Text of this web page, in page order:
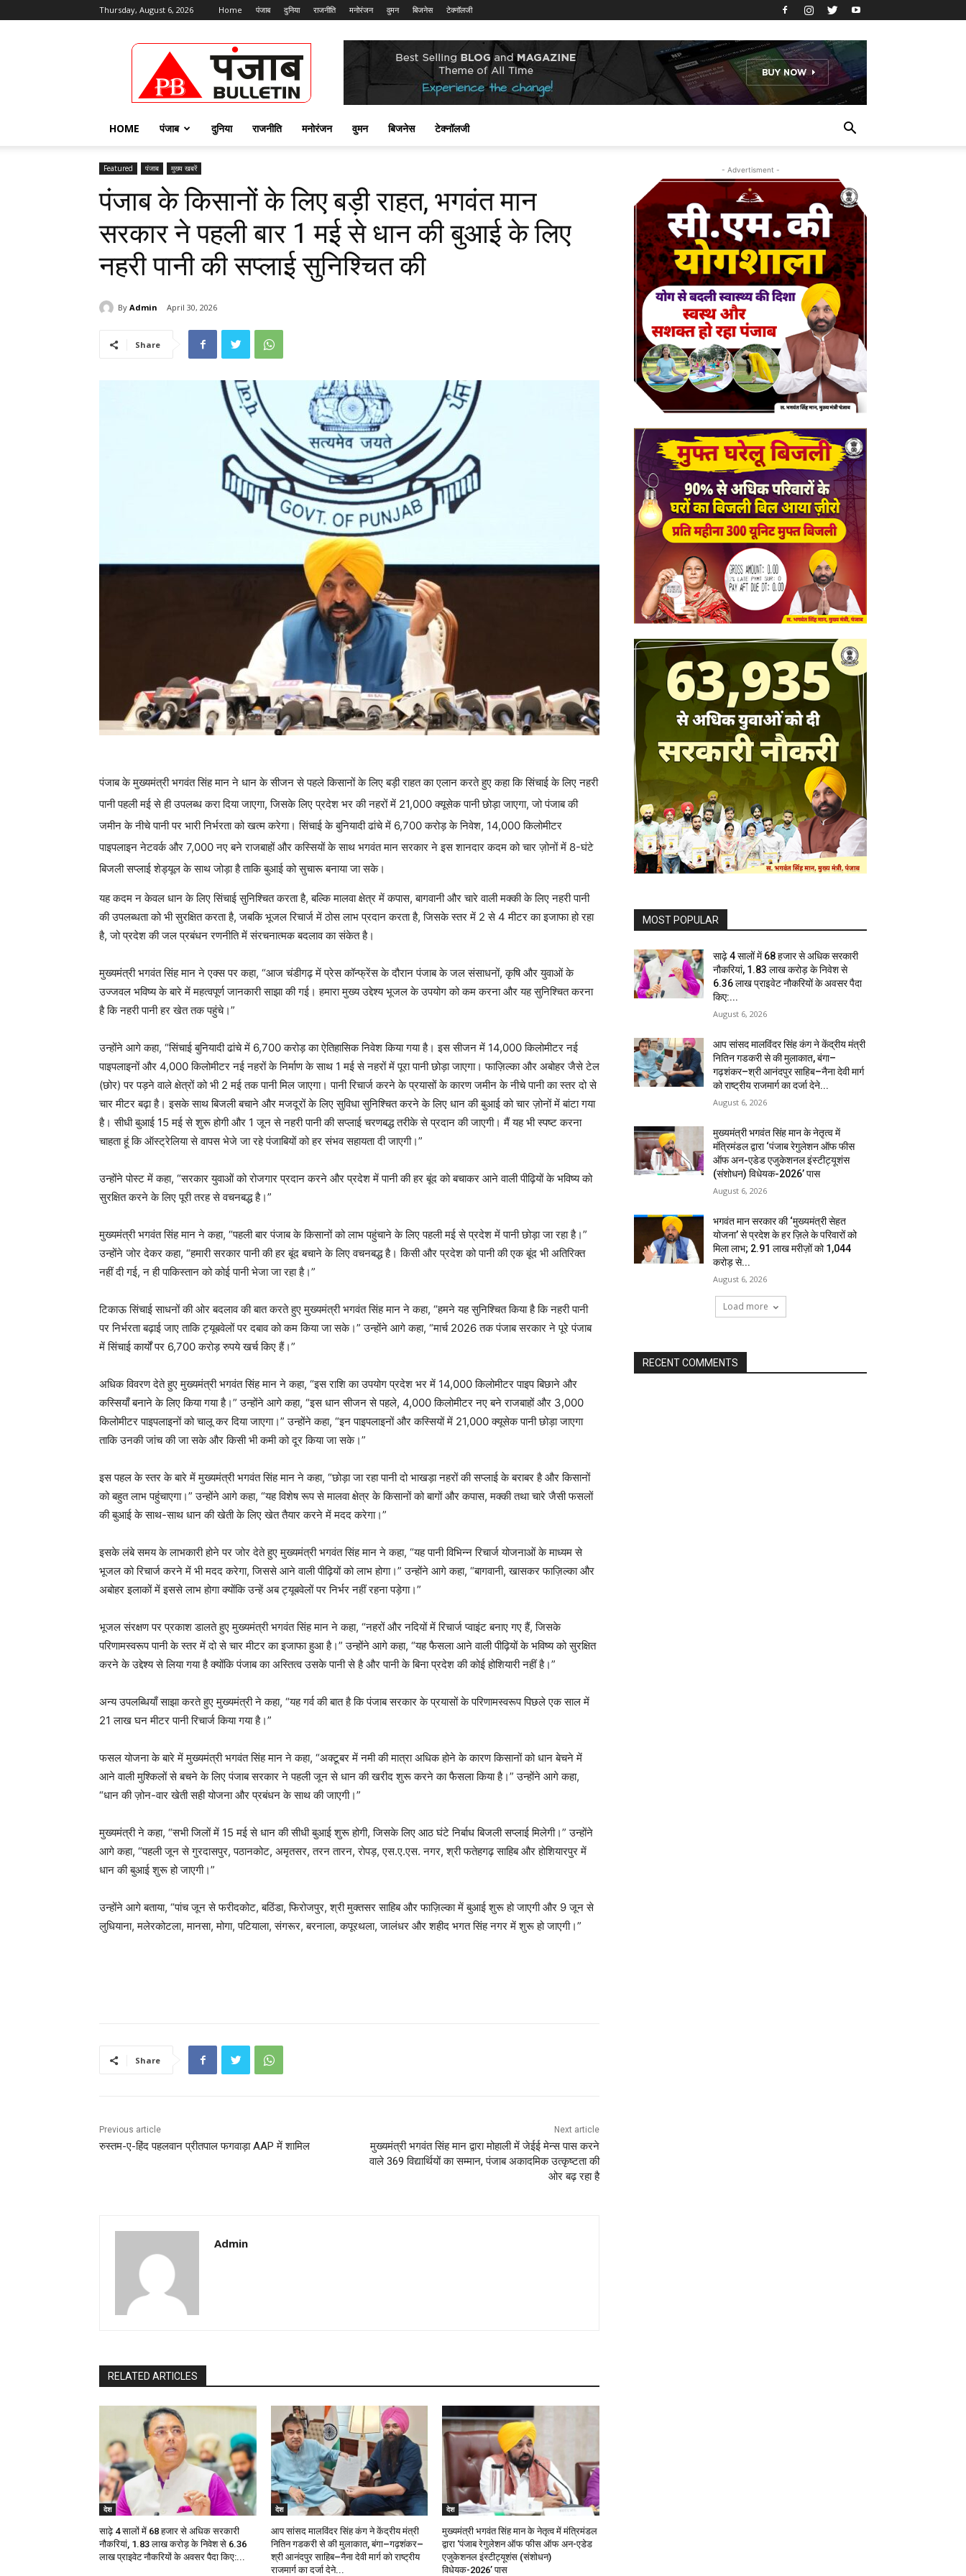
Thursday, August 6, 2026 Home पंजाब दुनिया राजनीति मनोरंजन वुमन बिजनेस टेक्नॉलजी
Punjab
Bulletin
HOME पंजाब दुनिया राजनीति मनोरंजन वुमन बिजनेस टेक्नॉलजी
Featured पंजाब मुख्य खबरें
पंजाब के किसानों के लिए बड़ी राहत, भगवंत मान
सरकार ने पहली बार 1 मई से धान की बुआई के लिए
नहरी पानी की सप्लाई सुनिश्चित की
By Admin April 30, 2026
Share
पंजाब के मुख्यमंत्री भगवंत सिंह मान ने धान के सीजन से पहले किसानों के लिए बड़ी राहत का एलान करते हुए कहा कि सिंचाई के लिए नहरी
पानी पहली मई से ही उपलब्ध करा दिया जाएगा, जिसके लिए प्रदेश भर की नहरों में 21,000 क्यूसेक पानी छोड़ा जाएगा, जो पंजाब की
जमीन के नीचे पानी पर भारी निर्भरता को खत्म करेगा। सिंचाई के बुनियादी ढांचे में 6,700 करोड़ के निवेश, 14,000 किलोमीटर
पाइपलाइन नेटवर्क और 7,000 नए बने राजबाहों और कस्सियों के साथ भगवंत मान सरकार ने इस शानदार कदम को चार ज़ोनों में 8-घंटे
बिजली सप्लाई शेड्यूल के साथ जोड़ा है ताकि बुआई को सुचारू बनाया जा सके।
यह कदम न केवल धान के लिए सिंचाई सुनिश्चित करता है, बल्कि मालवा क्षेत्र में कपास, बागवानी और चारे वाली मक्की के लिए नहरी पानी
की उपलब्धता को भी सुरक्षित करता है, जबकि भूजल रिचार्ज में ठोस लाभ प्रदान करता है, जिसके स्तर में 2 से 4 मीटर का इजाफा हो रहा
है, जो प्रदेश की जल प्रबंधन रणनीति में संरचनात्मक बदलाव का संकेत है।
मुख्यमंत्री भगवंत सिंह मान ने एक्स पर कहा, “आज चंडीगढ़ में प्रेस कॉन्फ्रेंस के दौरान पंजाब के जल संसाधनों, कृषि और युवाओं के
उज्जवल भविष्य के बारे में महत्वपूर्ण जानकारी साझा की गई। हमारा मुख्य उद्देश्य भूजल के उपयोग को कम करना और यह सुनिश्चित करना
है कि नहरी पानी हर खेत तक पहुंचे।”
उन्होंने आगे कहा, “सिंचाई बुनियादी ढांचे में 6,700 करोड़ का ऐतिहासिक निवेश किया गया है। इस सीजन में 14,000 किलोमीटर नई
पाइपलाइनों और 4,000 किलोमीटर नई नहरों के निर्माण के साथ 1 मई से नहरों में पूरा पानी छोड़ा जाएगा। फाज़िल्का और अबोहर जैसे टेल
(छोर) पर पड़ने वाले क्षेत्रों को भी 2 मई तक पानी मिल जाएगा। पानी रिचार्ज करने के प्रयासों के कारण जमीन के नीचे पानी का स्तर दो से
चार मीटर बढ़ा है। इसके साथ बिजली बचाने और मजदूरों के लिए सुविधा सुनिश्चित करने के लिए धान की बुआई को चार ज़ोनों में बांटा गया
है। सीधी बुआई 15 मई से शुरू होगी और 1 जून से नहरी पानी की सप्लाई चरणबद्ध तरीके से प्रदान की जाएगी। मैं यह भी स्पष्ट करना
चाहता हूं कि ऑस्ट्रेलिया से वापस भेजे जा रहे पंजाबियों को हर संभव सहायता दी जाएगी।”
उन्होंने पोस्ट में कहा, “सरकार युवाओं को रोजगार प्रदान करने और प्रदेश में पानी की हर बूंद को बचाकर आने वाली पीढ़ियों के भविष्य को
सुरक्षित करने के लिए पूरी तरह से वचनबद्ध है।”
मुख्यमंत्री भगवंत सिंह मान ने कहा, “पहली बार पंजाब के किसानों को लाभ पहुंचाने के लिए पहली मई से प्रदेश में पानी छोड़ा जा रहा है।”
उन्होंने जोर देकर कहा, “हमारी सरकार पानी की हर बूंद बचाने के लिए वचनबद्ध है। किसी और प्रदेश को पानी की एक बूंद भी अतिरिक्त
नहीं दी गई, न ही पाकिस्तान को कोई पानी भेजा जा रहा है।”
टिकाऊ सिंचाई साधनों की ओर बदलाव की बात करते हुए मुख्यमंत्री भगवंत सिंह मान ने कहा, “हमने यह सुनिश्चित किया है कि नहरी पानी
पर निर्भरता बढ़ाई जाए ताकि ट्यूबवेलों पर दबाव को कम किया जा सके।” उन्होंने आगे कहा, “मार्च 2026 तक पंजाब सरकार ने पूरे पंजाब
में सिंचाई कार्यों पर 6,700 करोड़ रुपये खर्च किए हैं।”
अधिक विवरण देते हुए मुख्यमंत्री भगवंत सिंह मान ने कहा, “इस राशि का उपयोग प्रदेश भर में 14,000 किलोमीटर पाइप बिछाने और
कस्सियाँ बनाने के लिए किया गया है।” उन्होंने आगे कहा, “इस धान सीजन से पहले, 4,000 किलोमीटर नए बने राजबाहों और 3,000
किलोमीटर पाइपलाइनों को चालू कर दिया जाएगा।” उन्होंने कहा, “इन पाइपलाइनों और कस्सियों में 21,000 क्यूसेक पानी छोड़ा जाएगा
ताकि उनकी जांच की जा सके और किसी भी कमी को दूर किया जा सके।”
इस पहल के स्तर के बारे में मुख्यमंत्री भगवंत सिंह मान ने कहा, “छोड़ा जा रहा पानी दो भाखड़ा नहरों की सप्लाई के बराबर है और किसानों
को बहुत लाभ पहुंचाएगा।” उन्होंने आगे कहा, “यह विशेष रूप से मालवा क्षेत्र के किसानों को बागों और कपास, मक्की तथा चारे जैसी फसलों
की बुआई के साथ-साथ धान की खेती के लिए खेत तैयार करने में मदद करेगा।”
इसके लंबे समय के लाभकारी होने पर जोर देते हुए मुख्यमंत्री भगवंत सिंह मान ने कहा, “यह पानी विभिन्न रिचार्ज योजनाओं के माध्यम से
भूजल को रिचार्ज करने में भी मदद करेगा, जिससे आने वाली पीढ़ियों को लाभ होगा।” उन्होंने आगे कहा, “बागवानी, खासकर फाज़िल्का और
अबोहर इलाकों में इससे लाभ होगा क्योंकि उन्हें अब ट्यूबवेलों पर निर्भर नहीं रहना पड़ेगा।”
भूजल संरक्षण पर प्रकाश डालते हुए मुख्यमंत्री भगवंत सिंह मान ने कहा, “नहरों और नदियों में रिचार्ज प्वाइंट बनाए गए हैं, जिसके
परिणामस्वरूप पानी के स्तर में दो से चार मीटर का इजाफा हुआ है।” उन्होंने आगे कहा, “यह फैसला आने वाली पीढ़ियों के भविष्य को सुरक्षित
करने के उद्देश्य से लिया गया है क्योंकि पंजाब का अस्तित्व उसके पानी से है और पानी के बिना प्रदेश की कोई होशियारी नहीं है।”
अन्य उपलब्धियाँ साझा करते हुए मुख्यमंत्री ने कहा, “यह गर्व की बात है कि पंजाब सरकार के प्रयासों के परिणामस्वरूप पिछले एक साल में
21 लाख घन मीटर पानी रिचार्ज किया गया है।”
फसल योजना के बारे में मुख्यमंत्री भगवंत सिंह मान ने कहा, “अक्टूबर में नमी की मात्रा अधिक होने के कारण किसानों को धान बेचने में
आने वाली मुश्किलों से बचने के लिए पंजाब सरकार ने पहली जून से धान की खरीद शुरू करने का फैसला किया है।” उन्होंने आगे कहा,
“धान की ज़ोन-वार खेती सही योजना और प्रबंधन के साथ की जाएगी।”
मुख्यमंत्री ने कहा, “सभी जिलों में 15 मई से धान की सीधी बुआई शुरू होगी, जिसके लिए आठ घंटे निर्बाध बिजली सप्लाई मिलेगी।” उन्होंने
आगे कहा, “पहली जून से गुरदासपुर, पठानकोट, अमृतसर, तरन तारन, रोपड़, एस.ए.एस. नगर, श्री फतेहगढ़ साहिब और होशियारपुर में
धान की बुआई शुरू हो जाएगी।”
उन्होंने आगे बताया, “पांच जून से फरीदकोट, बठिंडा, फिरोजपुर, श्री मुक्तसर साहिब और फाज़िल्का में बुआई शुरू हो जाएगी और 9 जून से
लुधियाना, मलेरकोटला, मानसा, मोगा, पटियाला, संगरूर, बरनाला, कपूरथला, जालंधर और शहीद भगत सिंह नगर में शुरू हो जाएगी।”
Share
Previous article
रुस्तम-ए-हिंद पहलवान प्रीतपाल फगवाड़ा AAP में शामिल
Next article
मुख्यमंत्री भगवंत सिंह मान द्वारा मोहाली में जेईई मेन्स पास करने
वाले 369 विद्यार्थियों का सम्मान, पंजाब अकादमिक उत्कृष्टता की
ओर बढ़ रहा है
Admin
RELATED ARTICLES
देश
साढ़े 4 सालों में 68 हजार से अधिक सरकारी
नौकरियां, 1.83 लाख करोड़ के निवेश से 6.36
लाख प्राइवेट नौकरियों के अवसर पैदा किए:...
देश
आप सांसद मालविंदर सिंह कंग ने केंद्रीय मंत्री
नितिन गडकरी से की मुलाकात, बंगा–गढ़शंकर–
श्री आनंदपुर साहिब–नैना देवी मार्ग को राष्ट्रीय
राजमार्ग का दर्जा देने...
देश
मुख्यमंत्री भगवंत सिंह मान के नेतृत्व में मंत्रिमंडल
द्वारा ‘पंजाब रेगुलेशन ऑफ फीस ऑफ अन-एडेड
एजुकेशनल इंस्टीट्यूशंस (संशोधन)
विधेयक-2026’ पास
- Advertisment -
MOST POPULAR
साढ़े 4 सालों में 68 हजार से अधिक सरकारी
नौकरियां, 1.83 लाख करोड़ के निवेश से
6.36 लाख प्राइवेट नौकरियों के अवसर पैदा
किए:...
August 6, 2026
आप सांसद मालविंदर सिंह कंग ने केंद्रीय मंत्री
नितिन गडकरी से की मुलाकात, बंगा–
गढ़शंकर–श्री आनंदपुर साहिब–नैना देवी मार्ग
को राष्ट्रीय राजमार्ग का दर्जा देने...
August 6, 2026
मुख्यमंत्री भगवंत सिंह मान के नेतृत्व में
मंत्रिमंडल द्वारा ‘पंजाब रेगुलेशन ऑफ फीस
ऑफ अन-एडेड एजुकेशनल इंस्टीट्यूशंस
(संशोधन) विधेयक-2026’ पास
August 6, 2026
भगवंत मान सरकार की ‘मुख्यमंत्री सेहत
योजना’ से प्रदेश के हर ज़िले के परिवारों को
मिला लाभ; 2.91 लाख मरीज़ों को ₹1,044
करोड़ से...
August 6, 2026
Load more
RECENT COMMENTS